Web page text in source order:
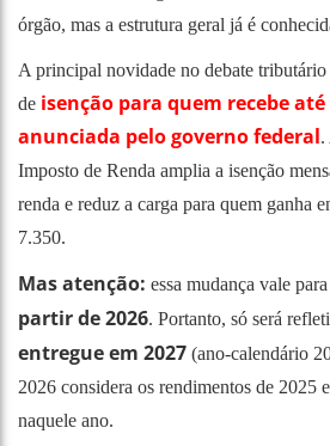
órgão, mas a estrutura geral já é
A principal novidade no debate
de isenção para quem recebe
anunciada pelo governo federal.
Imposto de Renda amplia a isenção
renda e reduz a carga para quem ganha
7.350.
Mas atenção: essa mudança vale
partir de 2026. Portanto, só será
entregue em 2027 (ano-calendário
2026 considera os rendimentos de 2025
naquele ano.